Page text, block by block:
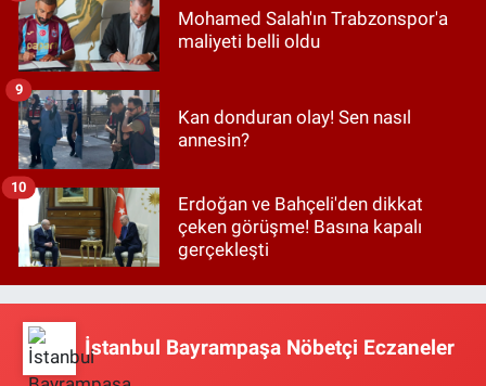
Mohamed Salah'ın Trabzonspor'a
maliyeti belli oldu
Kan donduran olay! Sen nasıl
annesin?
9
Erdoğan ve Bahçeli'den dikkat
çeken görüşme! Basına kapalı
gerçekleşti
10
İstanbul Bayrampaşa Nöbetçi Eczaneler